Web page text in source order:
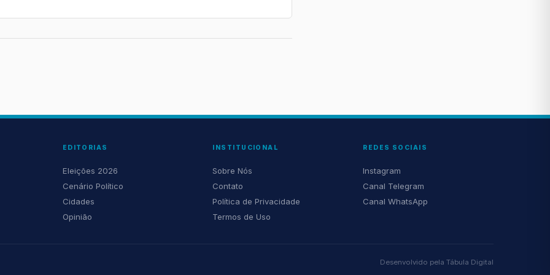
EDITORIAS
Eleições 2026
Cenário Político
Cidades
Opinião
INSTITUCIONAL
Sobre Nós
Contato
Política de Privacidade
Termos de Uso
REDES SOCIAIS
Instagram
Canal Telegram
Canal WhatsApp
Desenvolvido pela Tábula Digital